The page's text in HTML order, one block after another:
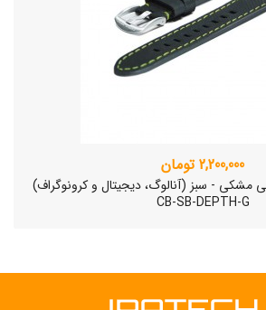
2,200,000 تومان
مشکی - سبز (آنالوگ، دیجیتال و کرونوگراف)
CB-SB-DEPTH-G